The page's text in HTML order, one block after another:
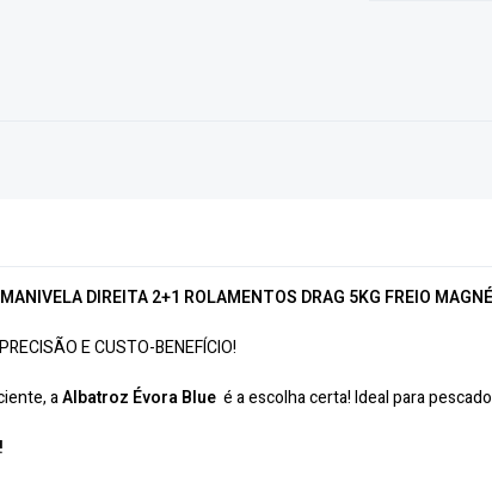
DIREITA 2+1 ROLAMENTOS DRAG 5KG FREIO
E CUSTO-BENEFÍCIO!
aAlbatroz Évora Blue é a escolha certa! Ideal para